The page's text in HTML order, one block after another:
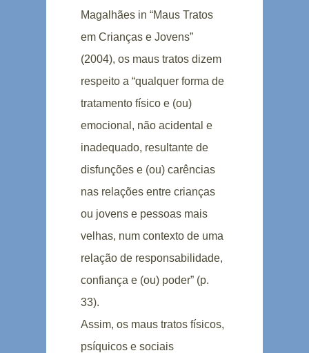
Magalhães in “Maus Tratos
em Crianças e Jovens”
(2004), os maus tratos dizem
respeito a “qualquer forma de
tratamento físico e (ou)
emocional, não acidental e
inadequado, resultante de
disfunções e (ou) carências
nas relações entre crianças
ou jovens e pessoas mais
velhas, num contexto de uma
relação de responsabilidade,
confiança e (ou) poder” (p.
33).
Assim, os maus tratos físicos,
psíquicos e sociais